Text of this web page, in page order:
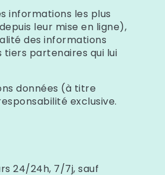
informations les plus
leur mise en ligne),
des informations
tiers partenaires qui lui
données (à titre
exclusive.
24/24h, 7/7j, sauf